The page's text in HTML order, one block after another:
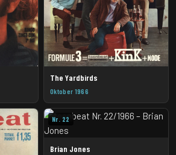
The Yardbirds
Oktober 1966
Nr. 22
Brian Jones